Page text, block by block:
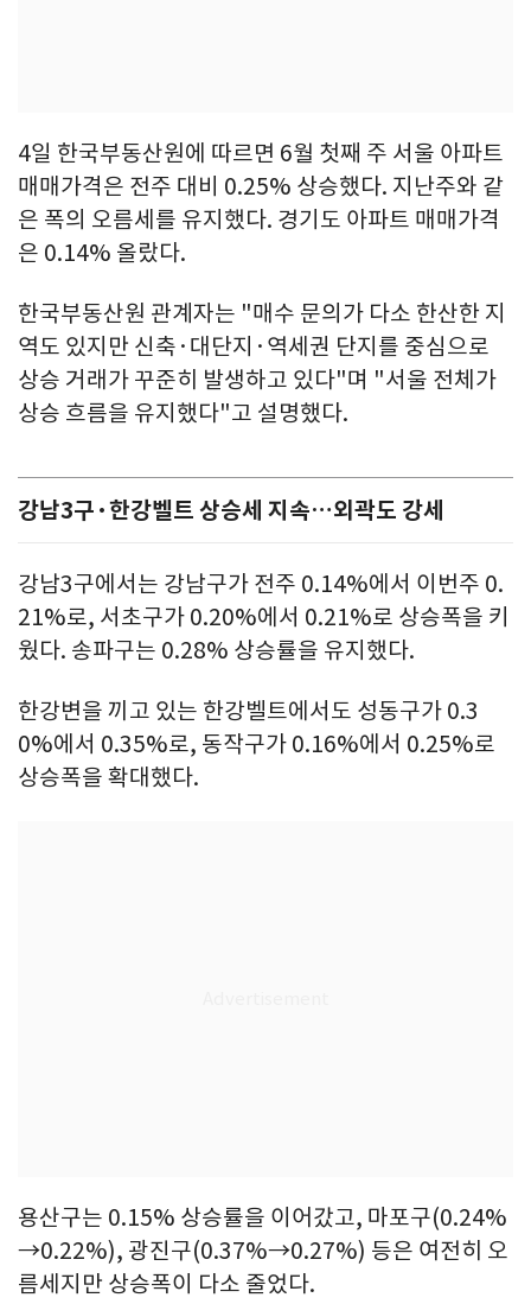
4일 한국부동산원에 따르면 6월 첫째 주 서울 아파트
매매가격은 전주 대비 0.25% 상승했다. 지난주와 같
은 폭의 오름세를 유지했다. 경기도 아파트 매매가격
은 0.14% 올랐다.
한국부동산원 관계자는 "매수 문의가 다소 한산한 지
역도 있지만 신축·대단지·역세권 단지를 중심으로
상승 거래가 꾸준히 발생하고 있다"며 "서울 전체가
상승 흐름을 유지했다"고 설명했다.
강남3구·한강벨트 상승세 지속…외곽도 강세
강남3구에서는 강남구가 전주 0.14%에서 이번주 0.
21%로, 서초구가 0.20%에서 0.21%로 상승폭을 키
웠다. 송파구는 0.28% 상승률을 유지했다.
한강변을 끼고 있는 한강벨트에서도 성동구가 0.3
0%에서 0.35%로, 동작구가 0.16%에서 0.25%로
상승폭을 확대했다.
용산구는 0.15% 상승률을 이어갔고, 마포구(0.24%
→0.22%), 광진구(0.37%→0.27%) 등은 여전히 오
름세지만 상승폭이 다소 줄었다.